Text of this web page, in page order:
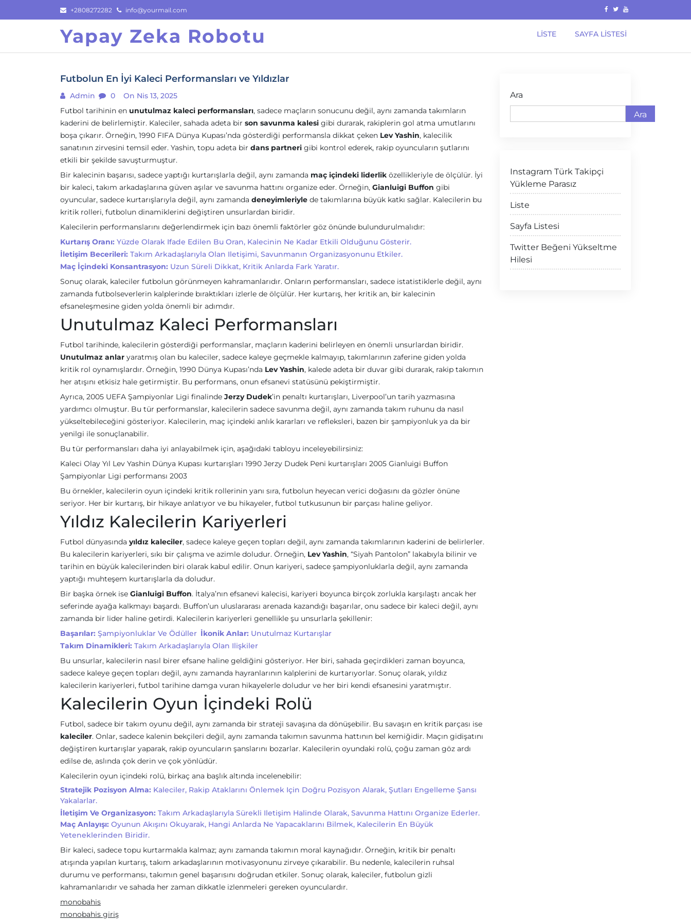
to
+2808272282 info@yourmail.com
Yapay Zeka Robotu LISTE SAYFA LISTESI
Futbolun En İyi Kaleci Performansları ve Yıldızlar
Admin 0
On Nis 13, 2025
Futbol tarihinin en unutulmaz kaleci performansları, sadece maçların sonucunu değil, aynı zamanda takımların
kaderini de belirlemiştir. Kaleciler, sahada adeta bir son savunma kalesi gibi durarak, rakiplerin gol atma umutlarını
boşa çıkarır. Örneğin, 1990 FIFA Dünya Kupası’nda gösterdiği performansla dikkat çeken Lev Yashin, kalecilik
sanatının zirvesini temsil eder. Yashin, topu adeta bir dans partneri gibi kontrol ederek, rakip oyuncuların şutlarını
etkili bir şekilde savuşturmuştur.
Bir kalecinin başarısı, sadece yaptığı kurtarışlarla değil, aynı zamanda maç içindeki liderlik özellikleriyle de ölçülür. İyi
bir kaleci, takım arkadaşlarına güven aşılar ve savunma hattını organize eder. Örneğin, Gianluigi Buffon gibi
oyuncular, sadece kurtarışlarıyla değil, aynı zamanda deneyimleriyle de takımlarına büyük katkı sağlar. Kalecilerin bu
kritik rolleri, futbolun dinamiklerini değiştiren unsurlardan biridir.
Kalecilerin performanslarını değerlendirmek için bazı önemli faktörler göz önünde bulundurulmalıdır:
Kurtarış Oranı: Yüzde Olarak Ifade Edilen Bu Oran, Kalecinin Ne Kadar Etkili Olduğunu Gösterir.
İletişim Becerileri: Takım Arkadaşlarıyla Olan Iletişimi, Savunmanın Organizasyonunu Etkiler.
Maç İçindeki Konsantrasyon: Uzun Süreli Dikkat, Kritik Anlarda Fark Yaratır.
Sonuç olarak, kaleciler futbolun görünmeyen kahramanlarıdır. Onların performansları, sadece istatistiklerle değil, aynı
zamanda futbolseverlerin kalplerinde bıraktıkları izlerle de ölçülür. Her kurtarış, her kritik an, bir kalecinin
efsaneleşmesine giden yolda önemli bir adımdır.
Unutulmaz Kaleci Performansları
Futbol tarihinde, kalecilerin gösterdiği performanslar, maçların kaderini belirleyen en önemli unsurlardan biridir.
Unutulmaz anlar yaratmış olan bu kaleciler, sadece kaleye geçmekle kalmayıp, takımlarının zaferine giden yolda
kritik rol oynamışlardır. Örneğin, 1990 Dünya Kupası’nda Lev Yashin, kalede adeta bir duvar gibi durarak, rakip takımın
her atışını etkisiz hale getirmiştir. Bu performans, onun efsanevi statüsünü pekiştirmiştir.
Ayrıca, 2005 UEFA Şampiyonlar Ligi finalinde Jerzy Dudek’in penaltı kurtarışları, Liverpool’un tarih yazmasına
yardımcı olmuştur. Bu tür performanslar, kalecilerin sadece savunma değil, aynı zamanda takım ruhunu da nasıl
yükseltebileceğini gösteriyor. Kalecilerin, maç içindeki anlık kararları ve refleksleri, bazen bir şampiyonluk ya da bir
yenilgi ile sonuçlanabilir.
Bu tür performansları daha iyi anlayabilmek için, aşağıdaki tabloyu inceleyebilirsiniz:
Kaleci Olay Yıl Lev Yashin Dünya Kupası kurtarışları 1990 Jerzy Dudek Peni kurtarışları 2005 Gianluigi Buffon
Şampiyonlar Ligi performansı 2003
Bu örnekler, kalecilerin oyun içindeki kritik rollerinin yanı sıra, futbolun heyecan verici doğasını da gözler önüne
seriyor. Her bir kurtarış, bir hikaye anlatıyor ve bu hikayeler, futbol tutkusunun bir parçası haline geliyor.
Yıldız Kalecilerin Kariyerleri
Futbol dünyasında yıldız kaleciler, sadece kaleye geçen topları değil, aynı zamanda takımlarının kaderini de belirlerler.
Bu kalecilerin kariyerleri, sıkı bir çalışma ve azimle doludur. Örneğin, Lev Yashin, “Siyah Pantolon” lakabıyla bilinir ve
tarihin en büyük kalecilerinden biri olarak kabul edilir. Onun kariyeri, sadece şampiyonluklarla değil, aynı zamanda
yaptığı muhteşem kurtarışlarla da doludur.
Bir başka örnek ise Gianluigi Buffon. İtalya’nın efsanevi kalecisi, kariyeri boyunca birçok zorlukla karşılaştı ancak her
seferinde ayağa kalkmayı başardı. Buffon’un uluslararası arenada kazandığı başarılar, onu sadece bir kaleci değil, aynı
zamanda bir lider haline getirdi. Kalecilerin kariyerleri genellikle şu unsurlarla şekillenir:
Başarılar: Şampiyonluklar Ve Ödüller İkonik Anlar: Unutulmaz Kurtarışlar
Takım Dinamikleri: Takım Arkadaşlarıyla Olan Ilişkiler
Bu unsurlar, kalecilerin nasıl birer efsane haline geldiğini gösteriyor. Her biri, sahada geçirdikleri zaman boyunca,
sadece kaleye geçen topları değil, aynı zamanda hayranlarının kalplerini de kurtarıyorlar. Sonuç olarak, yıldız
kalecilerin kariyerleri, futbol tarihine damga vuran hikayelerle doludur ve her biri kendi efsanesini yaratmıştır.
Kalecilerin Oyun İçindeki Rolü
Futbol, sadece bir takım oyunu değil, aynı zamanda bir strateji savaşına da dönüşebilir. Bu savaşın en kritik parçası ise
kaleciler. Onlar, sadece kalenin bekçileri değil, aynı zamanda takımın savunma hattının bel kemiğidir. Maçın gidişatını
değiştiren kurtarışlar yaparak, rakip oyuncuların şanslarını bozarlar. Kalecilerin oyundaki rolü, çoğu zaman göz ardı
edilse de, aslında çok derin ve çok yönlüdür.
Kalecilerin oyun içindeki rolü, birkaç ana başlık altında incelenebilir:
Stratejik Pozisyon Alma: Kaleciler, Rakip Ataklarını Önlemek Için Doğru Pozisyon Alarak, Şutları Engelleme Şansı
Yakalarlar.
İletişim Ve Organizasyon: Takım Arkadaşlarıyla Sürekli Iletişim Halinde Olarak, Savunma Hattını Organize Ederler.
Maç Anlayışı: Oyunun Akışını Okuyarak, Hangi Anlarda Ne Yapacaklarını Bilmek, Kalecilerin En Büyük
Yeteneklerinden Biridir.
Bir kaleci, sadece topu kurtarmakla kalmaz; aynı zamanda takımın moral kaynağıdır. Örneğin, kritik bir penaltı
atışında yapılan kurtarış, takım arkadaşlarının motivasyonunu zirveye çıkarabilir. Bu nedenle, kalecilerin ruhsal
durumu ve performansı, takımın genel başarısını doğrudan etkiler. Sonuç olarak, kaleciler, futbolun gizli
kahramanlarıdır ve sahada her zaman dikkatle izlenmeleri gereken oyunculardır.
monobahis
monobahis giriş
Ara
Ara
Instagram Türk Takipçi
Yükleme Parasız
Liste
Sayfa Listesi
Twitter Beğeni Yükseltme
Hilesi